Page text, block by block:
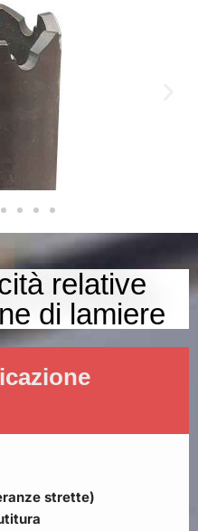
relative
di lamiere
strette)